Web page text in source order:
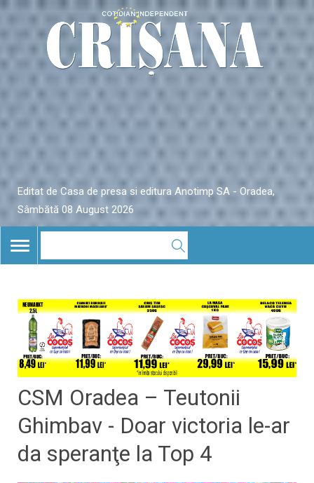
Editat de Casa de presa si editura Anotimp SA - Oradea,
Sâmbătă 08 August 2026
TOGGLE
NAVIGATION
CSM Oradea – Teutonii
Ghimbav - Doar victoria le-ar
da speranţe la Top 4